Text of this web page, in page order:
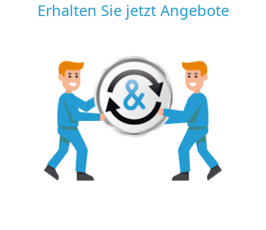
Erhalten Sie jetzt Angebote